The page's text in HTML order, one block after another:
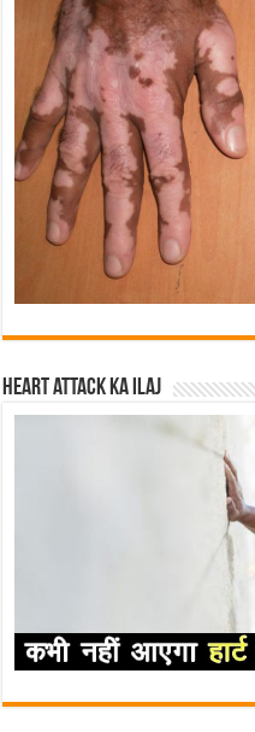
Heart attack ka ilaj